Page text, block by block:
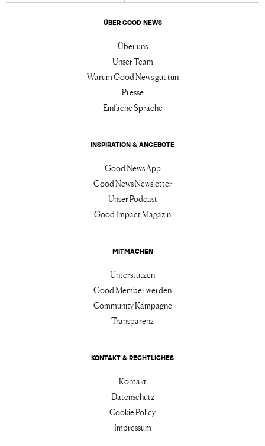
ÜBER GOOD NEWS
Über uns
Unser Team
Warum Good News gut tun
Presse
Einfache Sprache
INSPIRATION & ANGEBOTE
Good News App
Good News Newsletter
Unser Podcast
Good Impact Magazin
MITMACHEN
Unterstützen
Good Member werden
Community Kampagne
Transparenz
KONTAKT & RECHTLICHES
Kontakt
Datenschutz
Cookie Policy
Impressum